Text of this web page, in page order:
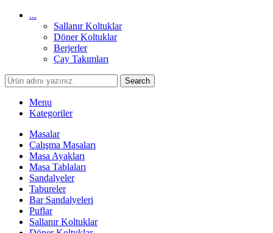
...
Sallanır Koltuklar
Döner Koltuklar
Berjerler
Çay Takımları
Search
Menu
Kategoriler
Masalar
Çalışma Masaları
Masa Ayakları
Masa Tablaları
Sandalyeler
Tabureler
Bar Sandalyeleri
Puflar
Sallanır Koltuklar